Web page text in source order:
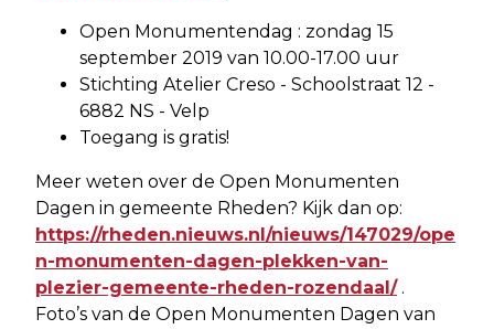
Open Monumentendag : zondag 15
september 2019 van 10.00-17.00 uur
Stichting Atelier Creso - Schoolstraat 12 -
6882 NS - Velp
Toegang is gratis!
Meer weten over de Open Monumenten
Dagen in gemeente Rheden? Kijk dan op:
https://rheden.nieuws.nl/nieuws/147029/ope
n-monumenten-dagen-plekken-van-
plezier-gemeente-rheden-rozendaal/.
Foto’s van de Open Monumenten Dagen van